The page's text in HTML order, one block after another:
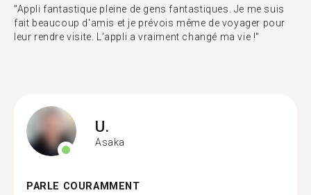
"Appli fantastique pleine de gens fantastiques. Je me suis
fait beaucoup d'amis et je prévois même de voyager pour
leur rendre visite. L'appli a vraiment changé ma vie !"
U.
Asaka
PARLE COURAMMENT